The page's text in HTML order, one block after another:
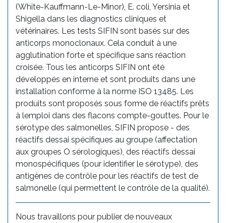
(White-Kauffmann-Le-Minor), E. coli, Yersinia et
Shigella dans les diagnostics cliniques et
vétérinaires. Les tests SIFIN sont basés sur des
anticorps monoclonaux. Cela conduit à une
agglutination forte et spécifique sans réaction
croisée. Tous les anticorps SIFIN ont été
développés en interne et sont produits dans une
installation conforme à la norme ISO 13485. Les
produits sont proposés sous forme de réactifs prêts
à lemploi dans des flacons compte-gouttes. Pour le
sérotype des salmonelles, SIFIN propose - des
réactifs dessai spécifiques au groupe (affectation
aux groupes O sérologiques), des réactifs dessai
monospécifiques (pour identifier le sérotype), des
antigènes de contrôle pour les réactifs de test de
salmonelle (qui permettent le contrôle de la qualité).
Nous travaillons pour publier de nouveaux